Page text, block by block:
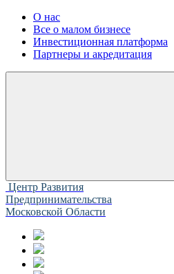
О нас
Все о малом бизнесе
Инвестиционная платформа
Партнеры и акредитация
Центр Развития
Предпринимательства
Московской Области